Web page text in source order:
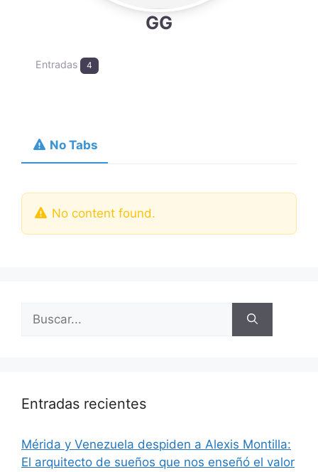
GG
Entradas 4
No Tabs
No content found.
Entradas recientes
​Mérida y Venezuela despiden a Alexis Montilla:
El arquitecto de sueños que nos enseñó el valor